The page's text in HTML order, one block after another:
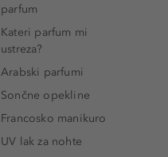
parfum
Kateri parfum mi
ustreza?
Arabski parfumi
Sončne opekline
Francosko manikuro
UV lak za nohte